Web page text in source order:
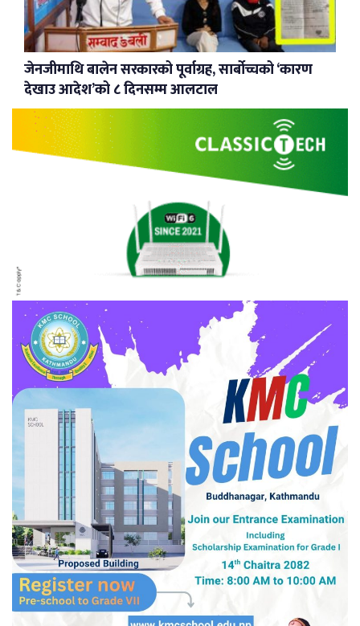
जेनजीमाथि बालेन सरकारको पूर्वाग्रह, सार्बोच्चको ‘कारण
देखाउ आदेश’को ८ दिनसम्म आलटाल